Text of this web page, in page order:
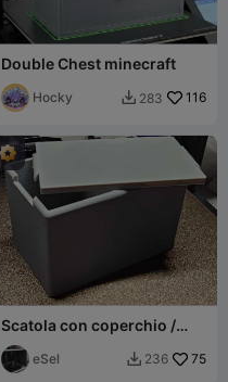
Double Chest minecraft
Hocky  283 116
Scatola con coperchio /
Scatola con coperchio
eSel  236 75